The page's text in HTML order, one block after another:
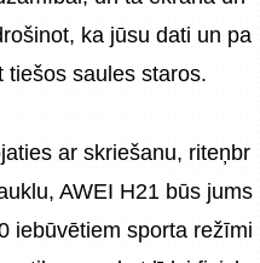
ka jūsu dati un pa
tiešos saules staros.
ar skriešanu, riteņbr
AWEI H21 būs jums
iebūvētiem sporta režīmi